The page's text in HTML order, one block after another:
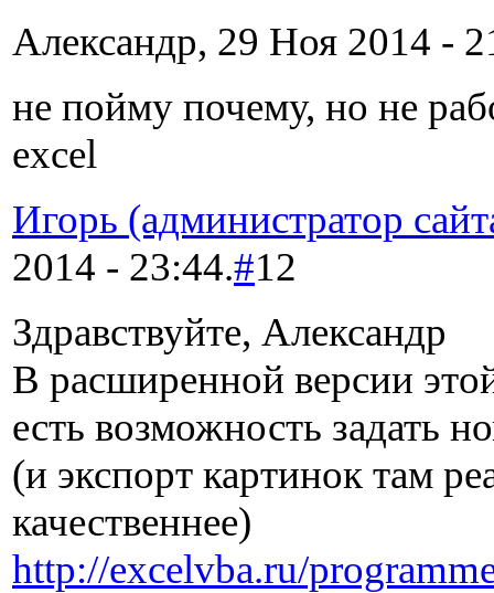
Александр, 29 Ноя 2014 -
не пойму почему, но не
excel
Игорь (администратор
2014 - 23:44.#12
Здравствуйте, Александр
В расширенной версии
есть возможность задать
(и экспорт картинок там
качественнее)
http://excelvba.ru/